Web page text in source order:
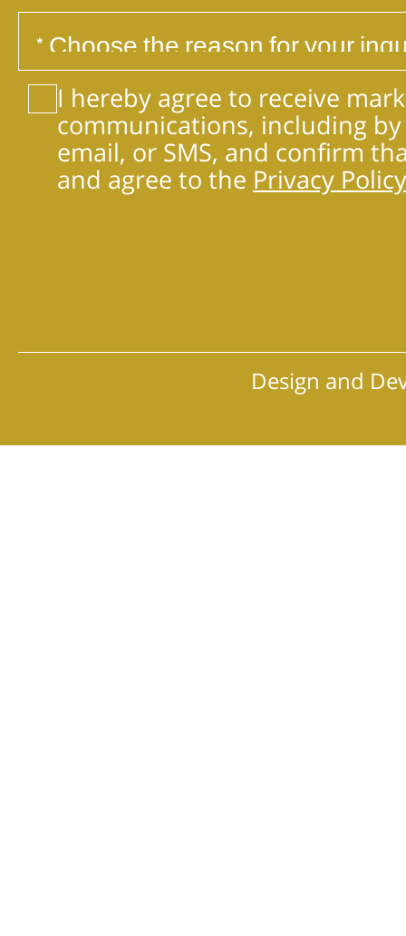
I hereby agree to receive
communications, including
email, or SMS, and confirm
and agree to the Privacy
Design and